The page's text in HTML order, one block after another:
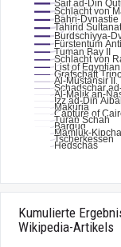
Kumulierte
Wikipedia-Artikels